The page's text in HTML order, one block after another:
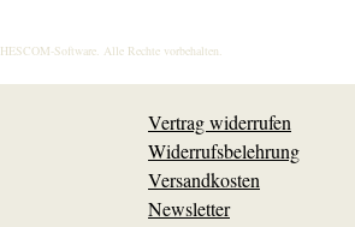
HESCOM-Software. Alle Rechte vorbehalten.
Vertrag widerrufen
Widerrufsbelehrung
Versandkosten
Newsletter